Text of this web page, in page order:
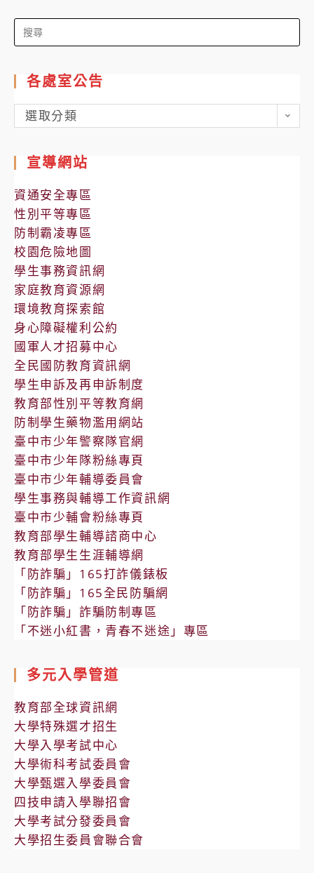
Search
for:
各處室公告
各
處
公
告
選取分類
宣導網站
資通安全專區
性別平等專區
防制霸凌專區
校園危險地圖
學生事務資訊網
家庭教育資源網
環境教育探索館
身心障礙權利公約
國軍人才招募中心
全民國防教育資訊網
學生申訴及再申訴制度
教育部性別平等教育網
防制學生藥物濫用網站
臺中市少年警察隊官網
臺中市少年隊粉絲專頁
臺中市少年輔導委員會
學生事務與輔導工作資訊網
臺中市少輔會粉絲專頁
教育部學生輔導諮商中心
教育部學生生涯輔導網
「防詐騙」165打詐儀錶板
「防詐騙」165全民防騙網
「防詐騙」詐騙防制專區
「不迷小紅書，青春不迷途」專區
多元入學管道
教育部全球資訊網
大學特殊選才招生
大學入學考試中心
大學術科考試委員會
大學甄選入學委員會
四技申請入學聯招會
大學考試分發委員會
大學招生委員會聯合會